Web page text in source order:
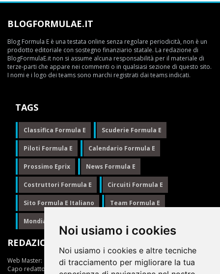
Noi usiamo i cookies
Noi usiamo i cookies e altre tecniche
di tracciamento per migliorare la tua
BLOGFORMULAE.IT
Blog Formula E è una testata online senza regolare periodicità, non è un
prodotto editoriale con sostegno finanziario statale. La redazione di
BlogFormulaE.it non si assume alcuna responsabilità per il materiale di
terze-parti che appare nei commenti o in qualsiasi sezione di questo sito.
I nomi e i logo dei teams sono marchi registrati dai teams indicati.
TAGS
Classifica Formula E Scuderie Formula E
Piloti Formula E Calendario Formula E
Prossimo Eprix News Formula E
Costruttori Formula E Circuiti Formula E
Sito Formula E Italiano Team Formula E
Mondiale Formula E
REDAZIONE
Web Master:
Ing.Daniele Muscarella
Capo redattore: